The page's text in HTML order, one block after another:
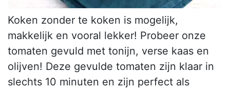
Koken zonder te koken is mogelijk,
makkelijk en vooral lekker! Probeer onze
tomaten gevuld met tonijn, verse kaas en
olijven! Deze gevulde tomaten zijn klaar in
slechts 10 minuten en zijn perfect als